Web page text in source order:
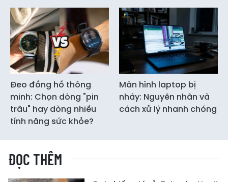
Đeo đồng hồ thông
minh: Chọn dòng "pin
trâu" hay dòng nhiều
tính năng sức khỏe?
Màn hình laptop bị
nháy: Nguyên nhân và
cách xử lý nhanh chóng
ĐỌC THÊM